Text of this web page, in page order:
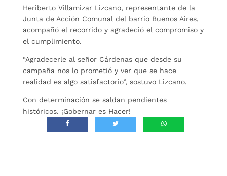
Heriberto Villamizar Lizcano, representante de la
Junta de Acción Comunal del barrio Buenos Aires,
acompañó el recorrido y agradeció el compromiso y
el cumplimiento.
“Agradecerle al señor Cárdenas que desde su
campaña nos lo prometió y ver que se hace
realidad es algo satisfactorio”, sostuvo Lizcano.
Con determinación se saldan pendientes
históricos. ¡Gobernar es Hacer!